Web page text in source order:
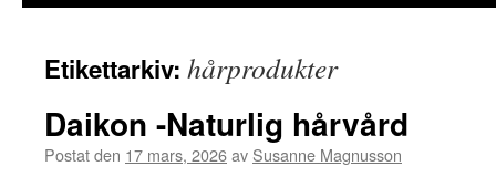
Etikettarkiv: hårprodukter
Daikon -Naturlig hårvård
Postat den 17 mars, 2026av Susanne Magnusson